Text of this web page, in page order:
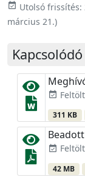
event_available Utolsó frissítés:
március 21.)
event_available
311 KB
event_available
42 MB